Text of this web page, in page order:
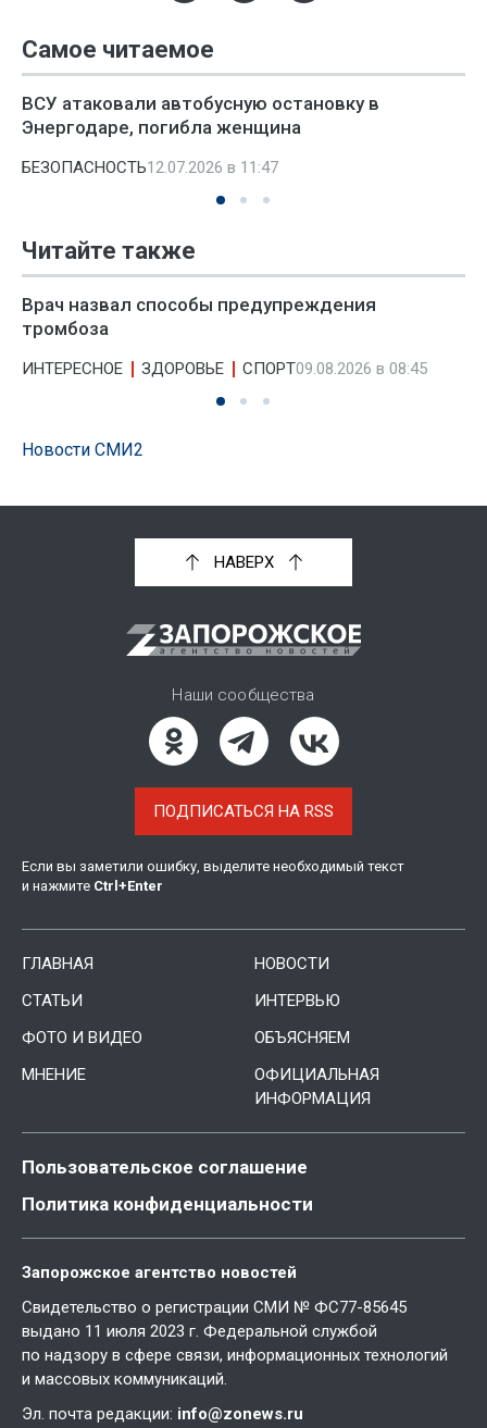
Самое читаемое
ВСУ атаковали автобусную остановку в
Энергодаре, погибла женщина
БЕЗОПАСНОСТЬ12.07.2026 в 11:47
Читайте также
Врач назвал способы предупреждения
тромбоза
ИНТЕРЕСНОЕ ЗДОРОВЬЕ СПОРТ09.08.2026 в 08:45
Новости СМИ2
НАВЕРХ
Наши сообщества
ПОДПИСАТЬСЯ НА RSS
Если вы заметили ошибку, выделите необходимый текст
и нажмите Ctrl +Enter
ГЛАВНАЯ
НОВОСТИ
СТАТЬИ
ИНТЕРВЬЮ
ФОТО И ВИДЕО
ОБЪЯСНЯЕМ
МНЕНИЕ
ОФИЦИАЛЬНАЯ
ИНФОРМАЦИЯ
Пользовательское соглашение
Политика конфиденциальности
Запорожское агентство новостей
Свидетельство о регистрации СМИ № ФС77-85645
выдано 11 июля 2023 г. Федеральной службой
по надзору в сфере связи, информационных технологий
и массовых коммуникаций.
Эл. почта редакции: info@zonews.ru